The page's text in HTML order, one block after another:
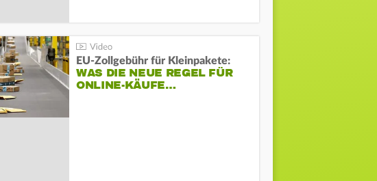
EU-Zollgebühr für Kleinpakete:
WAS DIE NEUE REGEL FÜR
ONLINE-KÄUFE…